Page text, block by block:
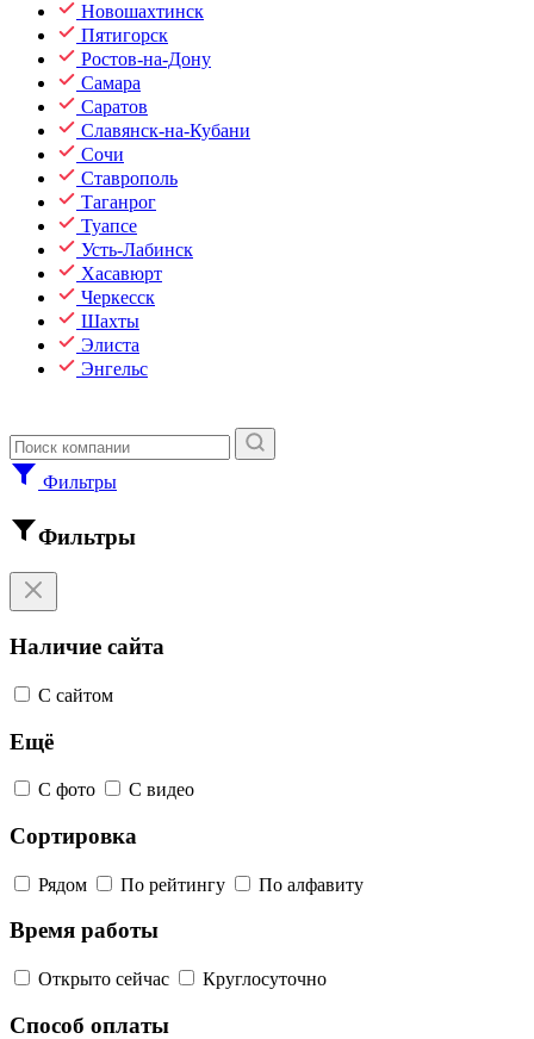
Новошахтинск
Пятигорск
Ростов-на-Дону
Самара
Саратов
Славянск-на-Кубани
Сочи
Ставрополь
Таганрог
Туапсе
Усть-Лабинск
Хасавюрт
Черкесск
Шахты
Элиста
Энгельс
Фильтры
Фильтры
Наличие сайта
С сайтом
Ещё
С фото С видео
Сортировка
Рядом По рейтингу По алфавиту
Время работы
Открыто сейчас Круглосуточно
Способ оплаты